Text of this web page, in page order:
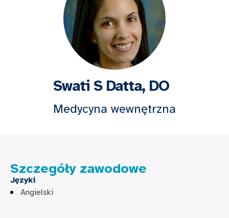
Swati S Datta, DO
Medycyna wewnętrzna
Szczegóły zawodowe
Języki
Angielski